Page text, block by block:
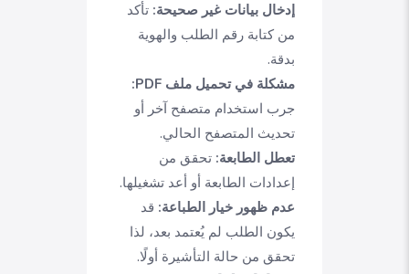
إدخال بيانات غير صحيحة: تأكد
من كتابة رقم الطلب والهوية
بدقة.
مشكلة في تحميل ملف PDF:
جرب استخدام متصفح آخر أو
تحديث المتصفح الحالي.
تعطل الطابعة: تحقق من
إعدادات الطابعة أو أعد تشغيلها.
عدم ظهور خيار الطباعة: قد
يكون الطلب لم يُعتمد بعد، لذا
تحقق من حالة التأشيرة أولًا.